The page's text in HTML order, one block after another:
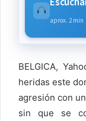
aprox. 2 min
BELGICA,
heridas este
agresión con
sin que se